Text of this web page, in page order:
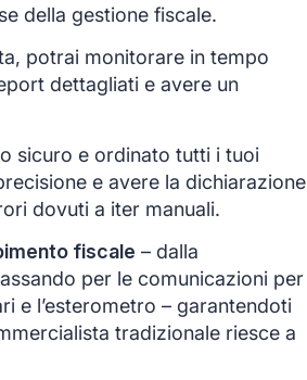
della gestione fiscale.
potrai monitorare in tempo
dettagliati e avere un
sicuro e ordinato tutti i tuoi
e avere la dichiarazione
dovuti a iter manuali.
fiscale – dalla
per le comunicazioni per
e l’esterometro – garantendoti
tradizionale riesce a